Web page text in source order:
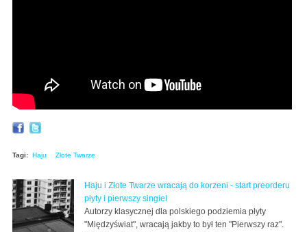
Tagi: Haju Złote Twarze
Haju i Złote Twarze wracają do korzeni - start preorderu
płyty i pierwszy singiel
Autorzy klasycznej dla polskiego podziemia płyty
"Międzyświat", wracają jakby to był ten "Pierwszy raz".